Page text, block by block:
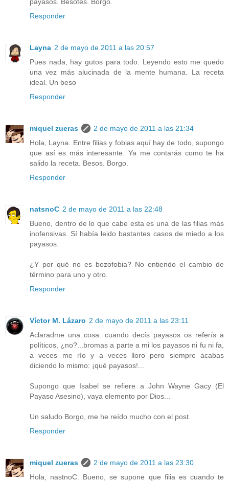
Responder
Layna 2 de mayo de 2011 a las 20:57
Pues nada, hay gutos para todo. Leyendo esto me quedo
una vez más alucinada de la mente humana. La receta
ideal. Un beso
Responder
miquel zueras
2 de mayo de 2011 a las 21:34
Hola, Layna. Entre filias y fobias aquí hay de todo, supongo
que así es más interesante. Ya me contarás como te ha
salido la receta. Besos. Borgo.
Responder
natsnoC 2 de mayo de 2011 a las 22:48
Bueno, dentro de lo que cabe esta es una de las filias más
inofensivas. Sí había leido bastantes casos de miedo a los
payasos.
¿Y por qué no es bozofobia? No entiendo el cambio de
término para uno y otro.
Responder
Víctor M. Lázaro 2 de mayo de 2011 a las 23:11
Aclaradme una cosa: cuando decís payasos os referís a
políticos, ¿no?...bromas a parte a mi los payasos ni fu ni fa,
a veces me río y a veces lloro pero siempre acabas
diciendo lo mismo: ¡qué payasos!...
Supongo que Isabel se refiere a John Wayne Gacy (El
Payaso Asesino), vaya elemento por Dios...
Un saludo Borgo, me he reído mucho con el post.
Responder
miquel zueras
2 de mayo de 2011 a las 23:30
Hola, nastnoC. Bueno, se supone que filia es cuando te